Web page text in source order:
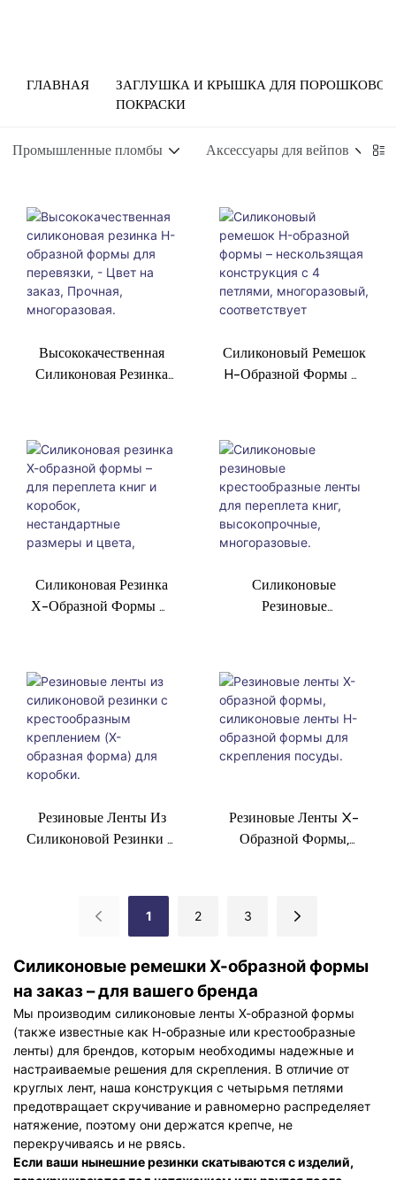
ГЛАВНАЯ
ЗАГЛУШКА И КРЫШКА ДЛЯ ПОРОШКОВОЙ
ПОКРАСКИ
Промышленные пломбы Аксессуары для вейпов
Высококачественная
Силиконовая Резинка
Многоразовая.
Минимальный Заказ
1000 Шт.
Силиконовый Ремешок
H-Образной Формы –
Многоразовый,
Соответствует
Требованиям FDA.
Силиконовая Резинка
Х-Образной Формы –
Нестандартные Размеры
И Цвета, Минимальный
Заказ 1000 Штук.
Силиконовые
Резиновые
Многоразовые.
Резиновые Ленты Из
Силиконовой Резинки С
Образная Форма) Для
Коробки.
Резиновые Ленты X-
Образной Формы,
1 2 3
Силиконовые ремешки Х-образной формы
на заказ – для вашего бренда
Мы производим силиконовые ленты Х-образной формы
(также известные как Н-образные или крестообразные
ленты) для брендов, которым необходимы надежные и
настраиваемые решения для скрепления. В отличие от
круглых лент, наша конструкция с четырьмя петлями
предотвращает скручивание и равномерно распределяет
натяжение, поэтому они держатся крепче, не
перекручиваясь и не рвясь.
Если ваши нынешние резинки скатываются с изделий,